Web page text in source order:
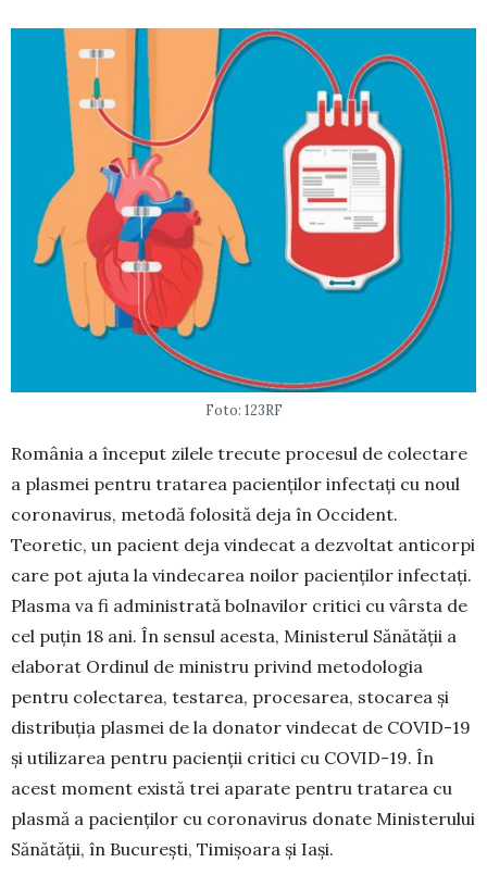
Foto: 123RF
România a început zilele trecute procesul de co­lectare
a plasmei pentru tratarea pacienților infectați cu noul
coronavirus, metodă folo­sită deja în Occident.
Teoretic, un pacient deja vindecat a dezvoltat anti­corpi
care pot ajuta la vinde­carea noilor pa­cienților infectați.
Plasma va fi administrată bolna­vilor critici cu vârsta de
cel puțin 18 ani. În sensul acesta, Minis­terul Sănătății a
elaborat Ordinul de mi­nistru privind me­todologia
pentru colectarea, testarea, procesarea, stocarea şi
distribuția plasmei de la dona­tor vindecat de COVID-19
și utilizarea pentru pa­ci­enții critici cu COVID-19. În
acest moment există trei aparate pentru tratarea cu
plasmă a pacienților cu co­ronavirus donate Ministerului
Sănătății, în București, Timișoara și Iași.